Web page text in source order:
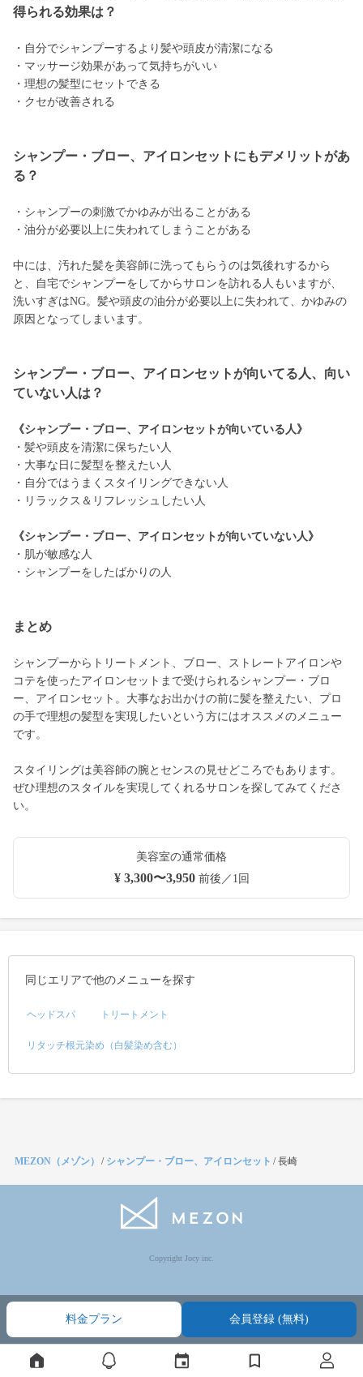
得られる効果は？
・自分でシャンプーするより髪や頭皮が清潔になる
・マッサージ効果があって気持ちがいい
・理想の髪型にセットできる
・クセが改善される
シャンプー・ブロー、アイロンセットにもデメリットがあ
る？
・シャンプーの刺激でかゆみが出ることがある
・油分が必要以上に失われてしまうことがある
中には、汚れた髪を美容師に洗ってもらうのは気後れするから
と、自宅でシャンプーをしてからサロンを訪れる人もいますが、
洗いすぎはNG。髪や頭皮の油分が必要以上に失われて、かゆみの
原因となってしまいます。
シャンプー・ブロー、アイロンセットが向いてる人、向い
ていない人は？
《シャンプー・ブロー、アイロンセットが向いている人》
・髪や頭皮を清潔に保ちたい人
・大事な日に髪型を整えたい人
・自分ではうまくスタイリングできない人
・リラックス＆リフレッシュしたい人
《シャンプー・ブロー、アイロンセットが向いていない人》
・肌が敏感な人
・シャンプーをしたばかりの人
まとめ
シャンプーからトリートメント、ブロー、ストレートアイロンや
コテを使ったアイロンセットまで受けられるシャンプー・ブロ
ー、アイロンセット。大事なお出かけの前に髪を整えたい、プロ
の手で理想の髪型を実現したいという方にはオススメのメニュー
です。
スタイリングは美容師の腕とセンスの見せどころでもあります。
ぜひ理想のスタイルを実現してくれるサロンを探してみてくださ
い。
美容室の通常価格
¥ 3,300〜3,950前後／1回
同じエリアで他のメニューを探す
ヘッドスパ トリートメント
リタッチ根元染め（白髪染め含む）
料金プラン 会員登録 (無料)
MEZON（メゾン） / シャンプー・ブロー、アイロンセット /長崎
Copyright Jocy inc.